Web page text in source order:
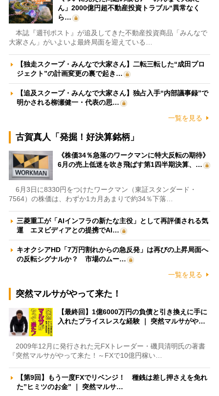
ん」2000億円超不動産投資トラブル“異常なく
ら…
本誌『週刊ポスト』が追及してきた不動産投資商品「みんなで
大家さん」がいよいよ最終局面を迎えている…
【独走スクープ・みんなで大家さん】二転三転した“成田プロ
ジェクト”の計画変更の裏で起き…
【追及スクープ・みんなで大家さん】独占入手“内部議事録”で
明かされる柳瀬健一・代表の思…
一覧を見る
古賀真人「発掘！好決算銘柄」
《株価34％急落のワークマンに特大反転の期待》
6月の売上低迷を吹き飛ばす第1四半期決算、…
6月3日に8330円をつけたワークマン（東証スタンダード・
7564）の株価は、わずか1カ月あまりで約34％下落…
三菱重工が「AIインフラの新たな主役」として再評価される気
運 エヌビディアとの提携でAI…
キオクシアHD「7万円割れからの急反発」は再びの上昇局面へ
の反転シグナルか？ 市場のムー…
一覧を見る
突然マルサがやって来た！
【最終回】1億6000万円の負債と引き換えに手に
入れたプライスレスな経験 ｜ 突然マルサがや…
2009年12月に発行された元FXトレーダー・磯貝清明氏の著書
『突然マルサがやって来た！～FXで10億円稼い…
【第9回】もう一度FXでリベンジ！ 種銭は差し押さえを免れ
た”ヒミツのお金” ｜ 突然マルサ…